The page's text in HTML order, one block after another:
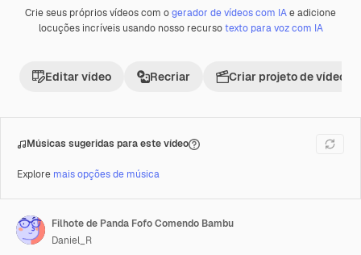
PremiumGerada com IA
Crie seus próprios vídeos com ogerador de vídeos com IAe adicione
locuções incríveis usando nosso recursotexto para voz com IA
Editar vídeo Recriar Criar projeto de vídeo
Músicas sugeridas para este vídeo
Explore mais opções de música
Filhote de Panda Fofo Comendo Bambu
Daniel_R